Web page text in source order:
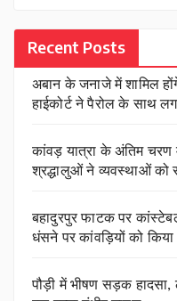
Recent Posts
अबान के जनाजे में शामिल
हाईकोर्ट ने पैरोल के साथ
कांवड़ यात्रा के अंतिम चरण
श्रद्धालुओं ने व्यवस्थाओं को
बहादुरपुर फाटक पर
धंसने पर कांवड़ियों को किया
पौड़ी में भीषण सड़क हादसा,